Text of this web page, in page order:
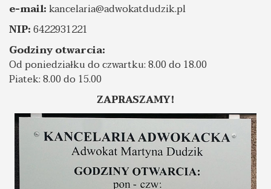
e-mail:kancelaria@adwokatdudzik.pl
NIP:6422931221
Godziny otwarcia:
Od poniedziałku do czwartku: 8.00 do 18.00
Piatek: 8.00 do 15.00
ZAPRASZAMY!